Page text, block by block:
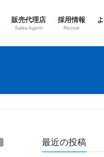
販売代理店
Sales Agent
採用情報
Recruit
最近の投稿